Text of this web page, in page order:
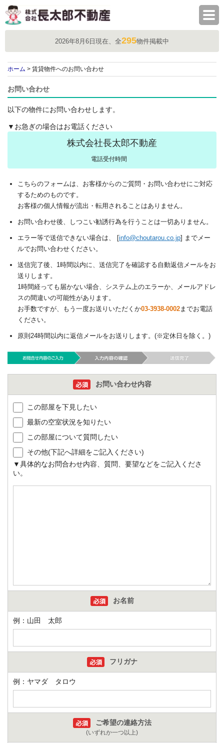
2026年8月6日現在、全295物件掲載中
ホーム > 賃貸物件へのお問い合わせ
お問い合わせ
以下の物件にお問い合わせします。
▼お急ぎの場合はお電話ください
株式会社長太郎不動産
電話受付時間
こちらのフォームは、お客様からのご質問・お問い合わせにご対応
するためのものです。
お客様の個人情報が流出・転用されることはありません。
お問い合わせ後、しつこい勧誘行為を行うことは一切ありません。
エラー等で送信できない場合は、 [info@choutarou.co.jp] までメー
ルでお問い合わせください。
送信完了後、1時間以内に、送信完了を確認する自動返信メールをお
送りします。
1時間経っても届かない場合、システム上のエラーか、メールアドレ
スの間違いの可能性があります。
お手数ですが、もう一度お送りいただくか03-3938-0002までお電話
ください。
原則24時間以内に返信メールをお送りします。(※定休日を除く。)
お問い合わせ内容
この部屋を下見したい
最新の空室状況を知りたい
この部屋について質問したい
その他(下記へ詳細をご記入ください)
▼具体的なお問合わせ内容、質問、要望などをご記入くださ
い。
お名前
例：山田 太郎
フリガナ
例：ヤマダ タロウ
ご希望の連絡方法
(いずれか一つ以上)